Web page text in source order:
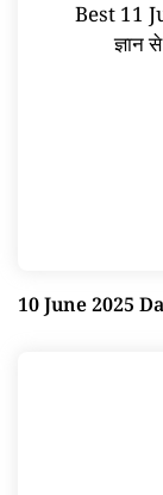
Best 11
10 June 2025